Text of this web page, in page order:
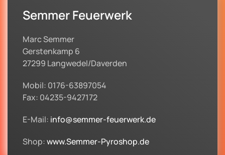
Semmer Feuerwerk
Marc Semmer
Gerstenkamp 6
27299 Langwedel/Daverden
Mobil: 0176-63897054
Fax: 04235-9427172
E-Mail: info@semmer-feuerwerk.de
Shop:www.Semmer-Pyroshop.de